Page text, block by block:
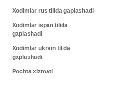
Xodimlar rus tilida gaplashadi
Xodimlar ispan tilida
gaplashadi
Xodimlar ukrain tilida
gaplashadi
Pochta xizmati